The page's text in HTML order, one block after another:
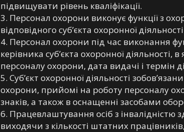
підвищувати рівень кваліфікації.
3. Персонал охорони виконує функції з
відповідного суб’єкта охоронної
4. Персонал охорони під час виконання
керівника суб’єкта охоронної
персоналу охорони, дата видачі і термін
5. Суб’єкт охоронної діяльності
охорони, прийомі на роботу персоналу
знаків, а також в оснащенні засобами
6. Працевлаштування осіб з інвалідністю
виходячи з кількості штатних